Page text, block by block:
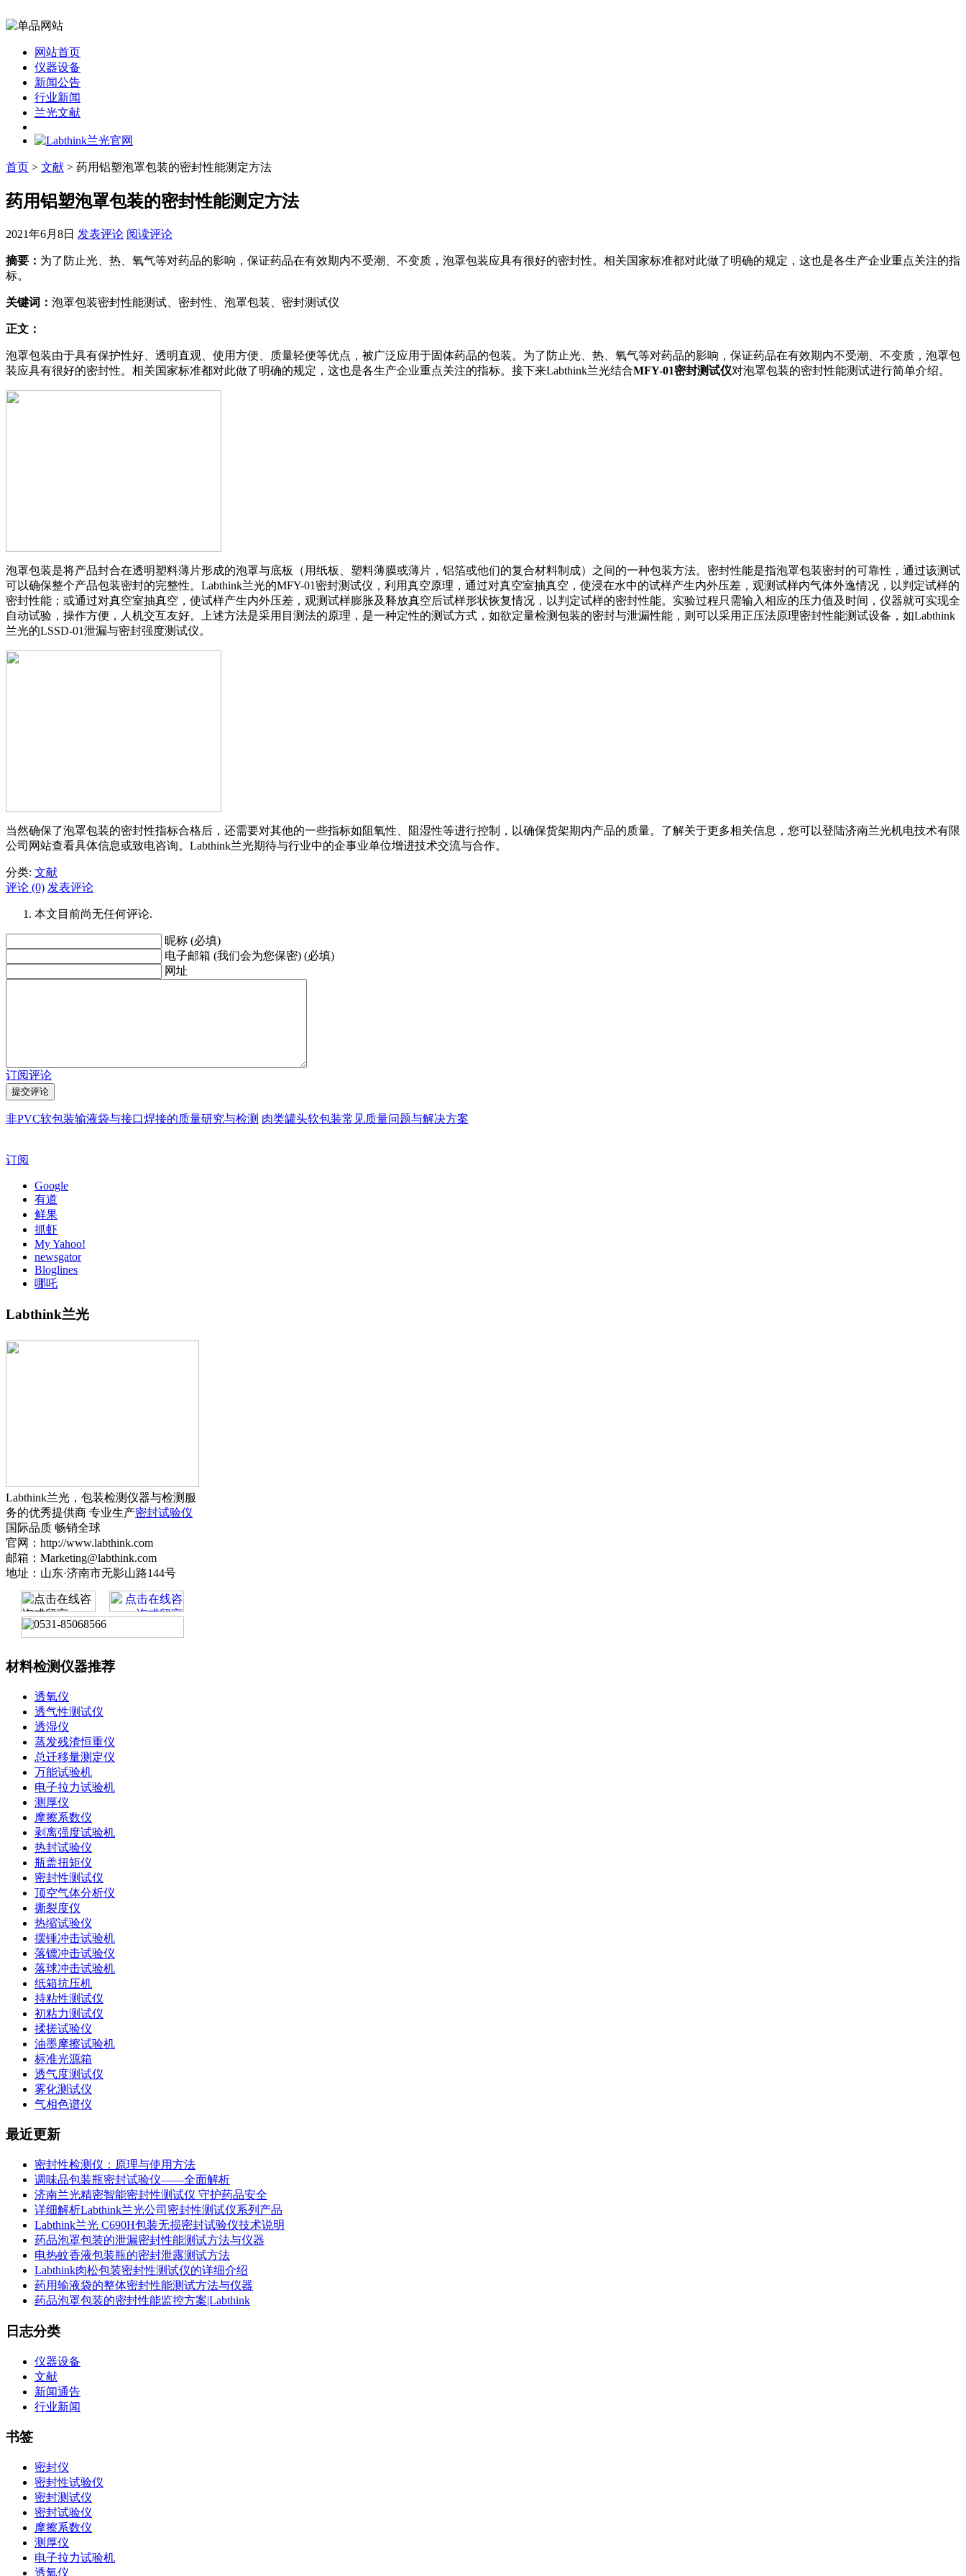
网站首页
仪器设备
新闻公告
行业新闻
兰光文献
首页 > 文献 > 药用铝塑泡罩包装的密封性能测定方法
药用铝塑泡罩包装的密封性能测定方法
2021年6月8日 发表评论 阅读评论
摘要： 为了防止光、热、氧气等对药品的影响，保证药品在有效期内不受潮、不变质，泡罩包装应具有很好的密封性。相关国家标准都对此做了明确的规定，这也是各生产企业重点关注的指
标。
关键词： 泡罩包装密封性能测试、密封性、泡罩包装、密封测试仪
正文：
泡罩包装由于具有保护性好、透明直观、使用方便、质量轻便等优点，被广泛应用于固体药品的包装。为了防止光、热、氧气等对药品的影响，保证药品在有效期内不受潮、不变质，泡罩包
装应具有很好的密封性。相关国家标准都对此做了明确的规定，这也是各生产企业重点关注的指标。接下来Labthink兰光结合MFY-01密封测试仪对泡罩包装的密封性能测试进行简单介绍。
泡罩包装是将产品封合在透明塑料薄片形成的泡罩与底板（用纸板、塑料薄膜或薄片，铝箔或他们的复合材料制成）之间的一种包装方法。密封性能是指泡罩包装密封的可靠性，通过该测试
可以确保整个产品包装密封的完整性。Labthink兰光的MFY-01密封测试仪，利用真空原理，通过对真空室抽真空，使浸在水中的试样产生内外压差，观测试样内气体外逸情况，以判定试样的
密封性能；或通过对真空室抽真空，使试样产生内外压差，观测试样膨胀及释放真空后试样形状恢复情况，以判定试样的密封性能。实验过程只需输入相应的压力值及时间，仪器就可实现全
自动试验，操作方便，人机交互友好。上述方法是采用目测法的原理，是一种定性的测试方式，如欲定量检测包装的密封与泄漏性能，则可以采用正压法原理密封性能测试设备，如Labthink
兰光的LSSD-01泄漏与密封强度测试仪。
当然确保了泡罩包装的密封性指标合格后，还需要对其他的一些指标如阻氧性、阻湿性等进行控制，以确保货架期内产品的质量。了解关于更多相关信息，您可以登陆济南兰光机电技术有限
公司网站查看具体信息或致电咨询。Labthink兰光期待与行业中的企事业单位增进技术交流与合作。
分类: 文献
评论 (0) 发表评论
本文目前尚无任何评论.
昵称 (必填)
电子邮箱 (我们会为您保密) (必填)
网址
订阅评论
非PVC软包装输液袋与接口焊接的质量研究与检测 肉类罐头软包装常见质量问题与解决方案
订阅
Google
有道
鲜果
抓虾
My Yahoo!
newsgator
Bloglines
哪吒
Labthink兰光
Labthink兰光，包装检测仪器与检测服
务的优秀提供商 专业生产密封试验仪
国际品质 畅销全球
官网：http://www.labthink.com
邮箱：Marketing@labthink.com
地址：山东·济南市无影山路144号
材料检测仪器推荐
透氧仪
透气性测试仪
透湿仪
蒸发残渣恒重仪
总迁移量测定仪
万能试验机
电子拉力试验机
测厚仪
摩擦系数仪
剥离强度试验机
热封试验仪
瓶盖扭矩仪
密封性测试仪
顶空气体分析仪
撕裂度仪
热缩试验仪
摆锤冲击试验机
落镖冲击试验仪
落球冲击试验机
纸箱抗压机
持粘性测试仪
初粘力测试仪
揉搓试验仪
油墨摩擦试验机
标准光源箱
透气度测试仪
雾化测试仪
气相色谱仪
最近更新
密封性检测仪：原理与使用方法
调味品包装瓶密封试验仪——全面解析
济南兰光精密智能密封性测试仪 守护药品安全
详细解析Labthink兰光公司密封性测试仪系列产品
Labthink兰光 C690H包装无损密封试验仪技术说明
药品泡罩包装的泄漏密封性能测试方法与仪器
电热蚊香液包装瓶的密封泄露测试方法
Labthink肉松包装密封性测试仪的详细介绍
药用输液袋的整体密封性能测试方法与仪器
药品泡罩包装的密封性能监控方案|Labthink
日志分类
仪器设备
文献
新闻通告
行业新闻
书签
密封仪
密封性试验仪
密封测试仪
密封试验仪
摩擦系数仪
测厚仪
电子拉力试验机
透氧仪